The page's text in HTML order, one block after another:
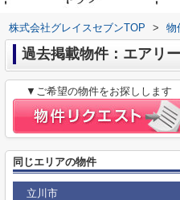
株式会社グレイスセブンTOP > 物
過去掲載物件：エアリ
▼ご希望の物件をお探しします
同じエリアの物件
立川市